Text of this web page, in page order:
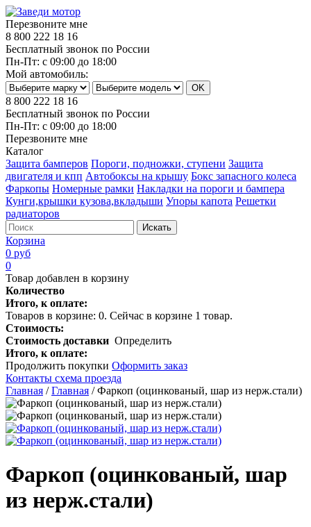
Перезвоните мне
8 800 222 18 16
Бесплатный звонок по России
Пн-Пт: с 09:00 до 18:00
Мой автомобиль:
8 800 222 18 16
Бесплатный звонок по России
Пн-Пт: с 09:00 до 18:00
Перезвоните мне
Каталог
Защита бамперов Пороги, подножки, ступени Защита
двигателя и кпп Автобоксы на крышу Бокс запасного колеса
Фаркопы Номерные рамки Накладки на пороги и бампера
Кунги,крышки кузова,вкладыши Упоры капота Решетки
радиаторов
Искать
Корзина
0 руб
0
Товар добавлен в корзину
Количество
Итого, к оплате:
Товаров в корзине: 0. Сейчас в корзине 1 товар.
Стоимость:
Стоимость доставки Определить
Итого, к оплате:
Продолжить покупки Оформить заказ
Контакты схема проезда
Главная /Главная / Фаркоп (оцинкованый, шар из нерж.стали)
Фаркоп (оцинкованый, шар
из нерж.стали)